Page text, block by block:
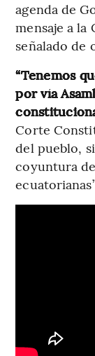
agenda de
mensaje a
señalado de
“Tenemos
por vía
Corte
del pueblo,
coyuntura